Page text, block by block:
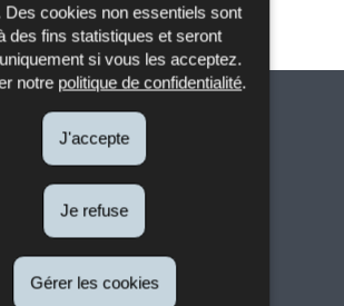
Des cookies non essentiels sont
des fins statistiques et seront
si vous les acceptez.
notre politique de confidentialité.
J'accepte
Je refuse
Gérer les cookies
24/04/2024
travail